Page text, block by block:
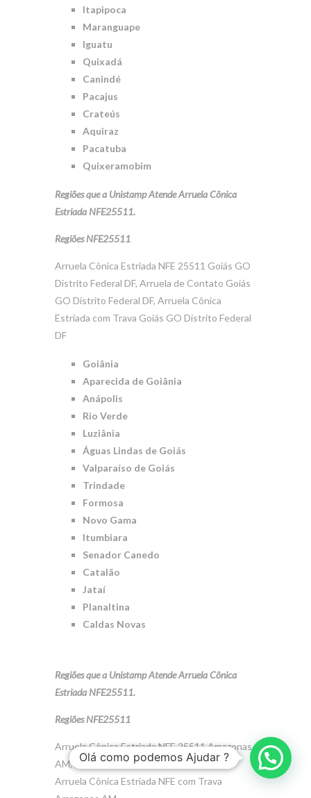
Itapipoca
Maranguape
Iguatu
Quixadá
Canindé
Pacajus
Crateús
Aquiraz
Pacatuba
Quixeramobim
Regiões que a Unistamp Atende Arruela Cônica
Estriada NFE25511.
Regiões NFE25511
Arruela Cônica Estriada NFE 25511 Goiás GO
Distrito Federal DF, Arruela de Contato Goiás
GO Distrito Federal DF, Arruela Cônica
Estriada com Trava Goiás GO Distrito Federal
DF
Goiânia
Aparecida de Goiânia
Anápolis
Rio Verde
Luziânia
Águas Lindas de Goiás
Valparaíso de Goiás
Trindade
Formosa
Novo Gama
Itumbiara
Senador Canedo
Catalão
Jataí
Planaltina
Caldas Novas
Regiões que a Unistamp Atende Arruela Cônica
Estriada NFE25511.
Regiões NFE25511
Arruela Cônica Estriada NFE 25511 Amazonas
AM, Arruela de Contato Amazonas AM,
Arruela Cônica Estriada NFE com Trava
Olá como podemos Ajudar ?